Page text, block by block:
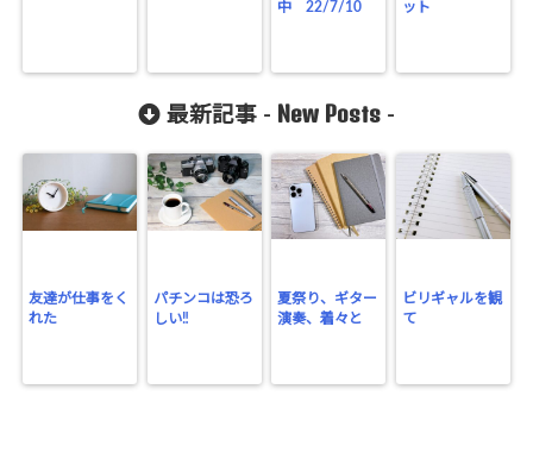
中 22/7/10
ット
最新記事 - New Posts -
友達が仕事をく
れた
パチンコは恐ろ
しい‼
夏祭り、ギター
演奏、着々と
ビリギャルを観
て